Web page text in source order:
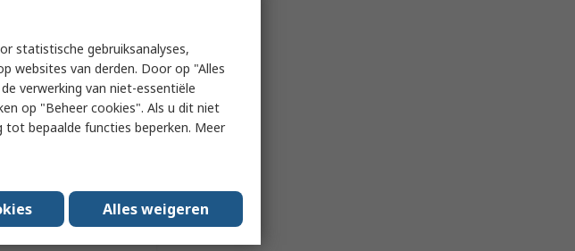
Reels
statistische gebruiksanalyses,
websites van derden. Door op "Alles
verwerking van niet-essentiële
op "Beheer cookies". Als u dit niet
bepaalde functies beperken. Meer
Alles weigeren